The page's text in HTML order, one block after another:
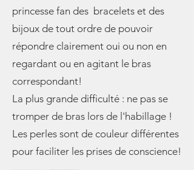
princesse fan des bracelets et des
bijoux de tout ordre de pouvoir
répondre clairement oui ou non en
regardant ou en agitant le bras
correspondant!
La plus grande difficulté : ne pas se
tromper de bras lors de l'habillage !
Les perles sont de couleur différentes
pour faciliter les prises de conscience!